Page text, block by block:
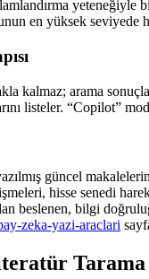
en yüksek
kalmaz; arama
listeler. “Copilot”
güncel
hisse senedi
beslenen, bilgi
zeka-yazi-araclari
Tarama